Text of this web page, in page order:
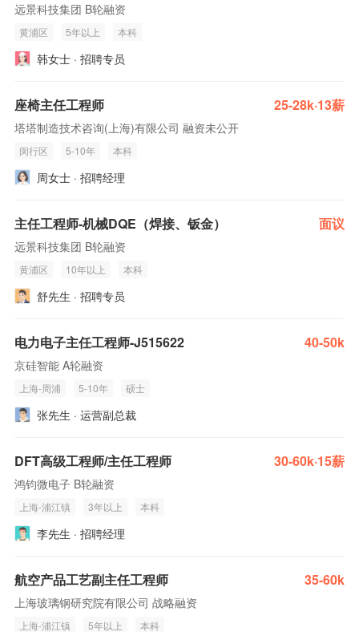
远景科技集团 B轮融资
黄浦区 5年以上 本科
韩女士 · 招聘专员
座椅主任工程师 25-28k·13薪
塔塔制造技术咨询(上海)有限公司 融资未公开
闵行区 5-10年 本科
周女士 · 招聘经理
主任工程师-机械DQE（焊接、钣金） 面议
远景科技集团 B轮融资
黄浦区 10年以上 本科
舒先生 · 招聘专员
电力电子主任工程师-J515622 40-50k
京硅智能 A轮融资
上海-周浦 5-10年 硕士
张先生 · 运营副总裁
DFT高级工程师/主任工程师 30-60k·15薪
鸿钧微电子 B轮融资
上海-浦江镇 3年以上 本科
李先生 · 招聘经理
航空产品工艺副主任工程师 35-60k
上海玻璃钢研究院有限公司 战略融资
上海-浦江镇 5年以上 本科